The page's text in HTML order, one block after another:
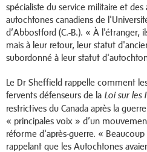
spécialiste du service militaire et
autochtones canadiens de
d’Abbostford (C.-B.). « À l'étranger,
mais à leur retour, leur statut
subordonné à leur statut
Le Dr Sheffield rappelle comment
fervents défenseurs de la Loi sur les
restrictives du Canada après la
« principales voix » d’un
réforme d'après-guerre. «
rappelant que les Autochtones